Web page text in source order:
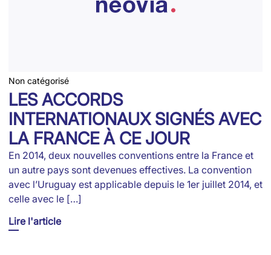
Non catégorisé
LES ACCORDS
INTERNATIONAUX SIGNÉS AVEC
LA FRANCE À CE JOUR
En 2014, deux nouvelles conventions entre la France et
un autre pays sont devenues effectives. La convention
avec l’Uruguay est applicable depuis le 1er juillet 2014, et
celle avec le […]
Lire l'article